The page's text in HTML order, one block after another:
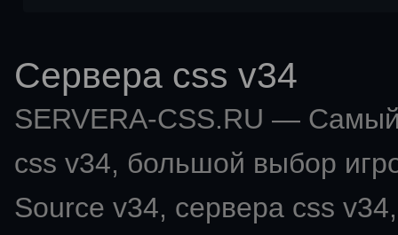
Сервера css v34
SERVERA-CSS.RU —
css v34, большой выбор
Source v34, сервера css